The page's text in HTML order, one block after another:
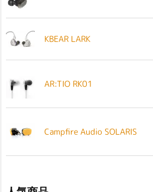
KBEAR LARK
AR:TIO RK01
Campfire Audio SOLARIS